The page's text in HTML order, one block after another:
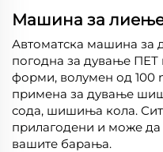
Машина за
Автоматска машина
погодна за дување
форми, волумен од 100
примена за дување
сода, шишиња кола.
прилагодени и може да
вашите барања.